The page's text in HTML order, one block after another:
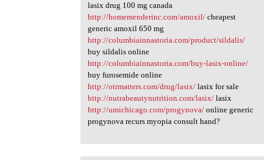
lasix drug 100 mg canada
http://homemenderinc.com/amoxil/cheapest
generic amoxil 650 mg
http://columbiainnastoria.com/product/sildalis/
buy sildalis online
http://columbiainnastoria.com/buy-lasix-online/
buy furosemide online
http://otrmatters.com/drug/lasix/lasix for sale
http://nutrabeautynutrition.com/lasix/lasix
http://umichicago.com/progynova/online generic
progynova recurs myopia consult hand?